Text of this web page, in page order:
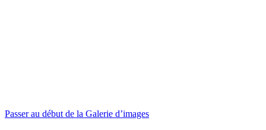
Passer au début de la Galerie d’images